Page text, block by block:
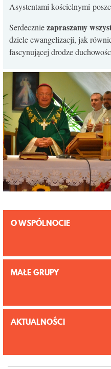
Asystentami kościelnymi
Serdeczniezapraszamy
dziele ewangelizacji, jak
fascynującej drodze
O WSPÓLNOCIE
MAŁE GRUPY
AKTUALNOŚCI